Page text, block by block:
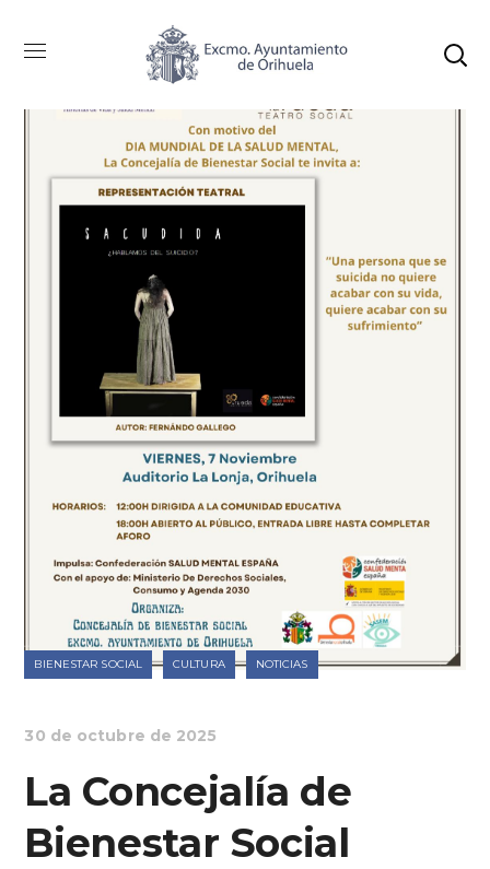
BIENESTAR SOCIAL CULTURA NOTICIAS
30 de octubre de 2025
La Concejalía de
Bienestar Social